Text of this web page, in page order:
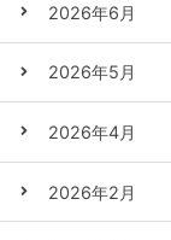
2026年6月
2026年5月
2026年4月
2026年2月